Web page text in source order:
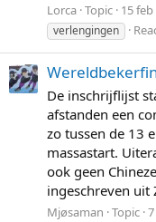
Lorca Topic 15
verlengingen
De inschrijflijst
afstanden een
zo tussen de 13
massastart.
ook geen
ingeschreven uit
Mjøsaman Topic